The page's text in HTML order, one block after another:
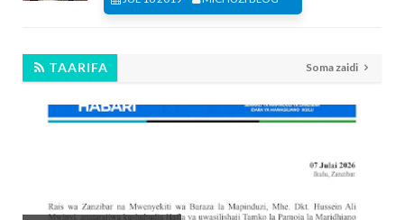
TAARIFA Soma zaidi